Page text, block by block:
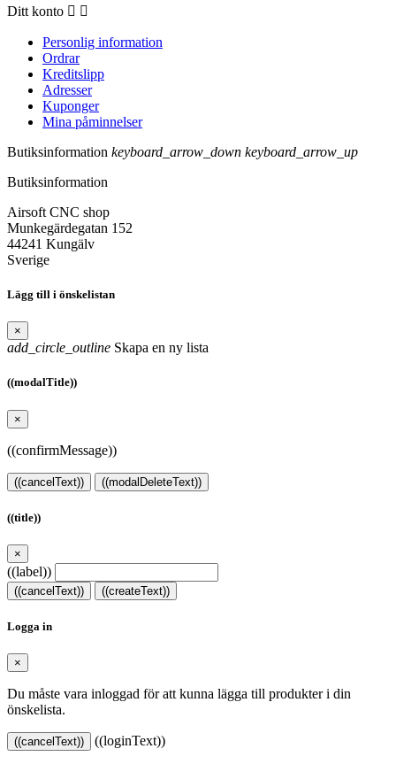
Ditt konto  
Personlig information
Ordrar
Kreditslipp
Adresser
Kuponger
Mina påminnelser
Butiksinformation keyboard_arrow_down keyboard_arrow_up
Butiksinformation
Airsoft CNC shop
Munkegärdegatan 152
44241 Kungälv
Sverige
Lägg till i önskelistan
×
add_circle_outline Skapa en ny lista
((modalTitle))
×
((confirmMessage))
((cancelText)) ((modalDeleteText))
((title))
×
((label))
((cancelText)) ((createText))
Logga in
×
Du måste vara inloggad för att kunna lägga till produkter i din
önskelista.
((cancelText)) ((loginText))